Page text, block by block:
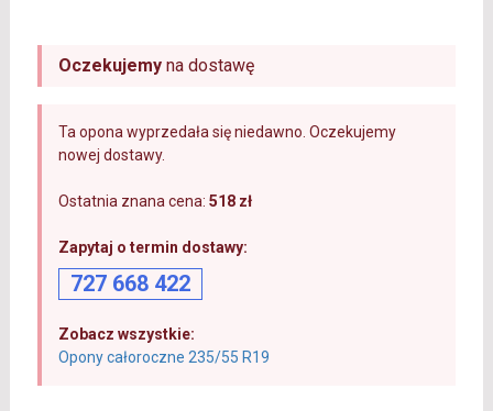
Oczekujemyna dostawę
Ta opona wyprzedała się niedawno. Oczekujemy
nowej dostawy.
Ostatnia znana cena: 518 zł
Zapytaj o termin dostawy:
727 668 422
Zobacz wszystkie:
Opony całoroczne 235/55 R19